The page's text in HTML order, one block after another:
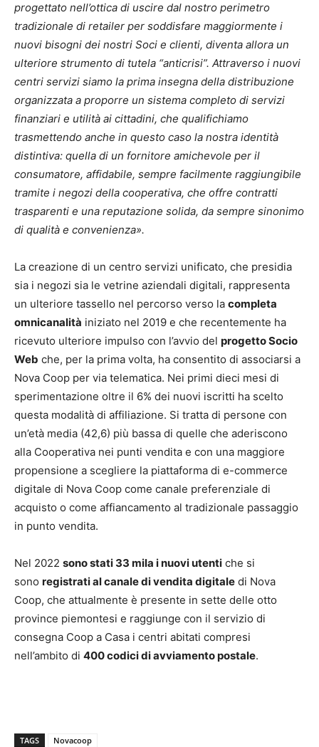
progettato nell’ottica di uscire dal nostro perimetro
tradizionale di retailer per soddisfare maggiormente i
nuovi bisogni dei nostri Soci e clienti, diventa allora un
ulteriore strumento di tutela “anticrisi”. Attraverso i nuovi
centri servizi siamo la prima insegna della distribuzione
organizzata a proporre un sistema completo di servizi
finanziari e utilità ai cittadini, che qualifichiamo
trasmettendo anche in questo caso la nostra identità
distintiva: quella di un fornitore amichevole per il
consumatore, affidabile, sempre facilmente raggiungibile
tramite i negozi della cooperativa, che offre contratti
trasparenti e una reputazione solida, da sempre sinonimo
di qualità e convenienza».
La creazione di un centro servizi unificato, che presidia
sia i negozi sia le vetrine aziendali digitali, rappresenta
un ulteriore tassello nel percorso verso la completa
omnicanalità iniziato nel 2019 e che recentemente ha
ricevuto ulteriore impulso con l’avvio del progetto Socio
Web che, per la prima volta, ha consentito di associarsi a
Nova Coop per via telematica. Nei primi dieci mesi di
sperimentazione oltre il 6% dei nuovi iscritti ha scelto
questa modalità di affiliazione. Si tratta di persone con
un’età media (42,6) più bassa di quelle che aderiscono
alla Cooperativa nei punti vendita e con una maggiore
propensione a scegliere la piattaforma di e-commerce
digitale di Nova Coop come canale preferenziale di
acquisto o come affiancamento al tradizionale passaggio
in punto vendita.
Nel 2022 sono stati 33 mila i nuovi utenti che si
sono registrati al canale di vendita digitale di Nova
Coop, che attualmente è presente in sette delle otto
province piemontesi e raggiunge con il servizio di
consegna Coop a Casa i centri abitati compresi
nell’ambito di 400 codici di avviamento postale.
TAGS Novacoop